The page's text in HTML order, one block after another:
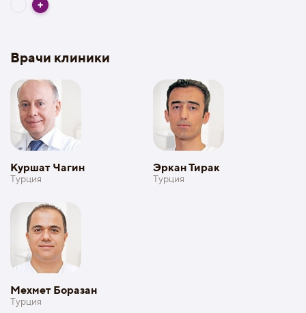
Врачи клиники
Куршат Чагин
Турция
Эркан Тирак
Турция
Мехмет Боразан
Турция